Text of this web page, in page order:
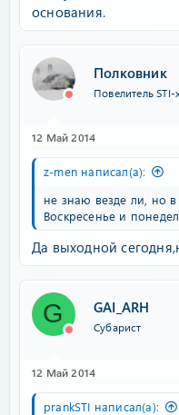
основания.
Полковник
Повелитель STI-
12 Май 2014
z-men написал(а):
не знаю везде ли, но в
Воскресенье и
Да выходной
G GAI_ARH
Субарист
12 Май 2014
prankSTI написал(а):